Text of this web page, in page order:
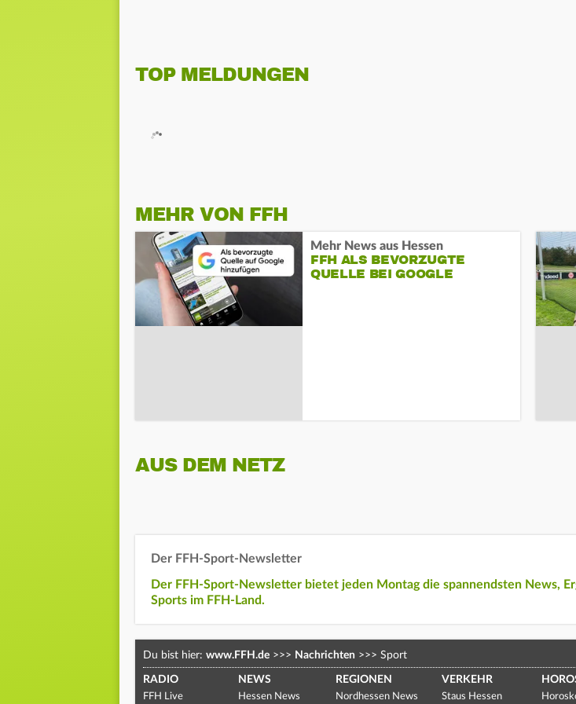
TOP MELDUNGEN
MEHR VON FFH
Mehr News aus Hessen
FFH ALS BEVORZUGTE
QUELLE BEI GOOGLE
AUS DEM NETZ
Der FFH-Sport-Newsletter
Der FFH-Sport-Newsletter bietet jeden Montag die spannendsten News,
Sports im FFH-Land.
Du bist hier: www.FFH.de >>> Nachrichten >>> Sport
RADIO
FFH Live
NEWS
Hessen News
REGIONEN
Nordhessen News
VERKEHR
Staus Hessen